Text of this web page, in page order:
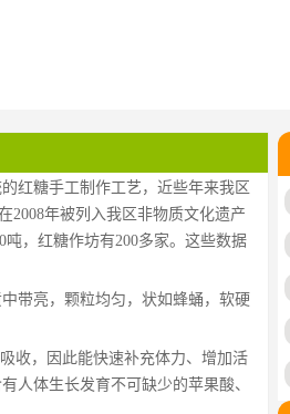
红糖手工制作工艺，近些年来我区
2008年被列入我区非物质文化遗产
，红糖作坊有200多家。这些数据
带亮，颗粒均匀，状如蜂蛹，软硬
收，因此能快速补充体力、增加活
人体生长发育不可缺少的苹果酸、